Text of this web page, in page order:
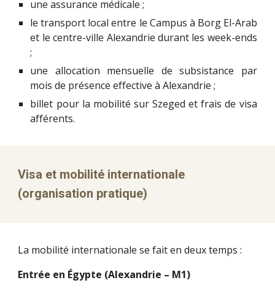
une assurance médicale ;
le transport local entre le Campus à Borg El-Arab
et le centre-ville Alexandrie durant les week-ends
;
une allocation mensuelle de subsistance par
mois de présence effective à Alexandrie ;
billet pour la mobilité sur Szeged et frais de visa
afférents.
Visa et mobilité internationale
(organisation pratique)
La mobilité internationale se fait en deux temps :
Entrée en Égypte (Alexandrie – M1)